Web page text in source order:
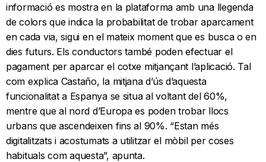
informació es mostra en la plataforma amb una llegenda
de colors que indica la probabilitat de trobar aparcament
en cada via, sigui en el mateix moment que es busca o en
dies futurs. Els conductors també poden efectuar el
pagament per aparcar el cotxe mitjançant l’aplicació. Tal
com explica Castaño, la mitjana d’ús d’aquesta
funcionalitat a Espanya se situa al voltant del 60%,
mentre que al nord d’Europa es poden trobar llocs
urbans que ascendeixen fins al 90%. “Estan més
digitalitzats i acostumats a utilitzar el mòbil per coses
habituals com aquesta”, apunta.